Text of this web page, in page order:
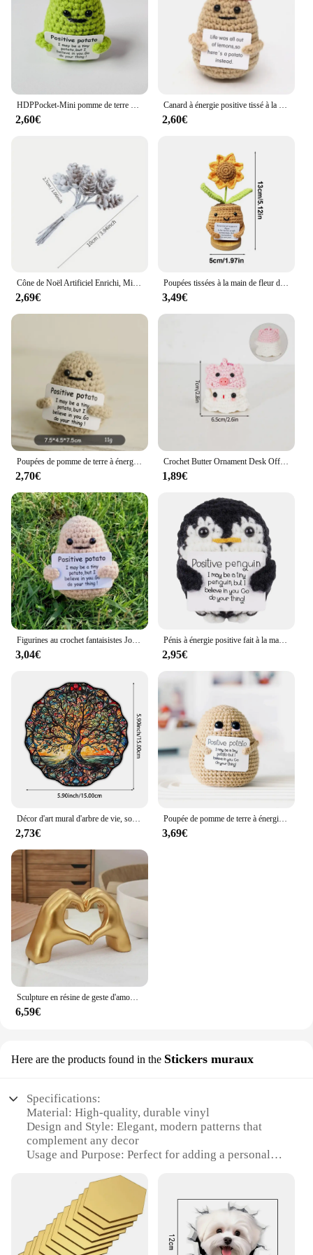
2,60€ 2,60€
Cône de Noël Artificiel Enrichi, Mini Branche de Houx, Couronne de Cueillette, Guirxiété de Bricolage, Ornements de Face, Décoration de Maison, Lot de 30 Pièces
2,69€
Poupées tissées à la main de fleur de coeur d'énergie positive, décor de chambre à la maison, HDPPocket, carte positive de beurre, cadeaux d'ornement de bureau, nouveau
3,49€
Poupées de pomme de terre à énergie positive tissées à la main, beurre HDPPocket, carte positive, ornement de bureau, cadeau de chambre, décor de motivation
2,70€
Crochet Butter Ornament Desk Office Accessrespiration, Room Decoration, Finished 05/09/2018 Fruits Crochet Animals With Butter
1,89€
Figurines au crochet fantaisistes Jouets en peluche Amigurumi faits à la main, pomme de terre positive et soutien émotionnel, cadeaux uniques pour la décoration intérieure, 514
3,04€
Pénis à énergie positive fait à la main avec carte, décoration de la maison, ornement de chambre, cadeaux de fête de Noël
2,95€
Décor d'art mural d'arbre de vie, soleil, face, signe, rond, intérieur, extérieur, fenêtre, acrylique, plaque de bienvenue, pendentif, décoration, 5.9 po
2,73€
Poupée de pomme de terre à énergie positive tissée à la main, pomme de terre pure, joli produit fait à la main, décoration de la maison et de la chambre, cadeau de Noël, nouveau
3,69€
Sculpture en résine de geste d'amour intensifié, lumière nordique, artisanat d'art de luxe, ornement de bureau, décoration de la maison, FigAuckland
6,59€
Here are the products found in the Stickers muraux
Specifications:
Material: High-quality, durable vinyl
Design and Style: Elegant, modern patterns that
complement any decor
Usage and Purpose: Perfect for adding a personal
Type and Category: Wall stickers, objet de
décoration
Performance and Property: Easy to apply and
remove without damaging walls
Quantity: Available in sets for a cohesive look